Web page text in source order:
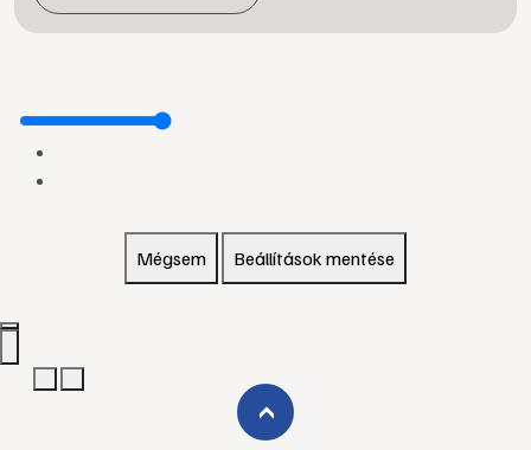
Mégsem Beállítások mentése
›